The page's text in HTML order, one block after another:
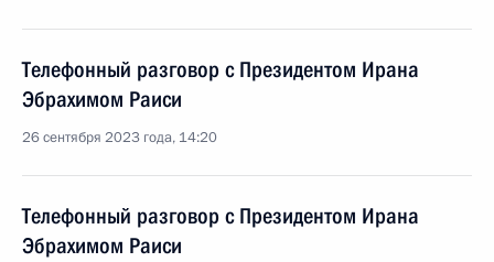
Телефонный разговор с Президентом Ирана
Эбрахимом Раиси
26 сентября 2023 года, 14:20
Телефонный разговор с Президентом Ирана
Эбрахимом Раиси